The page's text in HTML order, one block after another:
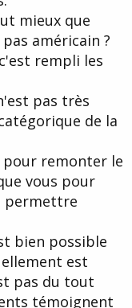
mieux que
américain ?
rempli les
pas très
de la
pour remonter le
vous pour
permettre
bien possible
est
pas du tout
témoignent